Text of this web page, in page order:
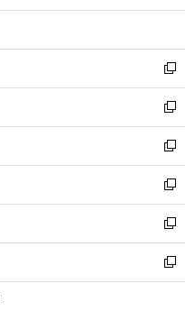
開
ウ
開
く
ン
ウ
で
開
く
ウ
ン
ド
ウ
で
開
く
新
し
い
ウ
ィ
ン
ド
ウ
で
開
く
新
し
い
ウ
ィ
ン
ド
ウ
で
開
新
し
い
ウ
ィ
ン
ド
ウ
新
し
い
ウ
ィ
ン
新
し
い
ウ
新
し